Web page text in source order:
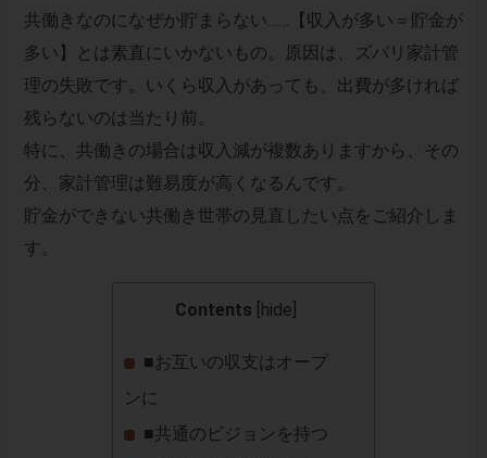
共働きなのになぜか貯まらない……【収入が多い＝貯金が
多い】とは素直にいかないもの。原因は、ズバリ家計管
理の失敗です。いくら収入があっても、出費が多ければ
残らないのは当たり前。
特に、共働きの場合は収入減が複数ありますから、その
分、家計管理は難易度が高くなるんです。
貯金ができない共働き世帯の見直したい点をご紹介しま
す。
Contents hide
■お互いの収支はオープ
ンに
■共通のビジョンを持つ